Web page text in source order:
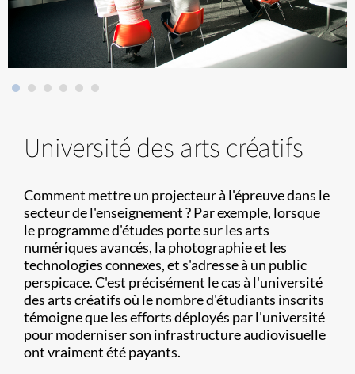
Université des arts créatifs
Comment mettre un projecteur à l'épreuve dans le
secteur de l'enseignement ? Par exemple, lorsque
le programme d'études porte sur les arts
numériques avancés, la photographie et les
technologies connexes, et s'adresse à un public
perspicace. C'est précisément le cas à l'université
des arts créatifs où le nombre d'étudiants inscrits
témoigne que les efforts déployés par l'université
pour moderniser son infrastructure audiovisuelle
ont vraiment été payants.